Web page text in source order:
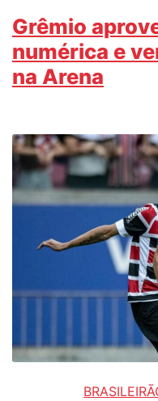
Grêmio
numérica e
na Arena